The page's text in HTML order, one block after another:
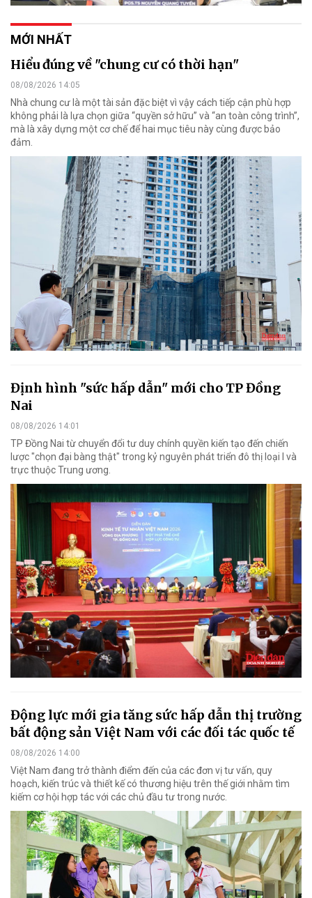
MỚI NHẤT
Hiểu đúng về "chung cư có thời hạn"
08/08/2026 14:05
Nhà chung cư là một tài sản đặc biệt vì vậy cách tiếp cận phù hợp
không phải là lựa chọn giữa “quyền sở hữu” và “an toàn công trình”,
mà là xây dựng một cơ chế để hai mục tiêu này cùng được bảo
đảm.
Định hình "sức hấp dẫn" mới cho TP Đồng
Nai
08/08/2026 14:01
TP Đồng Nai từ chuyển đổi tư duy chính quyền kiến tạo đến chiến
lược "chọn đại bàng thật" trong kỷ nguyên phát triển đô thị loại I và
trực thuộc Trung ương.
Động lực mới gia tăng sức hấp dẫn thị trường
bất động sản Việt Nam với các đối tác quốc tế
08/08/2026 14:00
Việt Nam đang trở thành điểm đến của các đơn vị tư vấn, quy
hoạch, kiến trúc và thiết kế có thương hiệu trên thế giới nhằm tìm
kiếm cơ hội hợp tác với các chủ đầu tư trong nước.